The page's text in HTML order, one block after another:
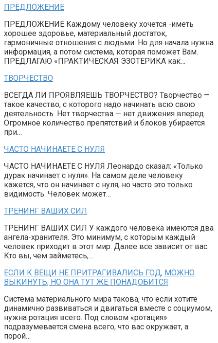
ПРЕДЛОЖЕНИЕ
ПРЕДЛОЖЕНИЕ Каждому человеку хочется -иметь
хорошее здоровье, материальный достаток,
гармоничные отношения с людьми. Но для начала нужна
информация, а потом система, которая поможет Вам.
ПРЕДЛАГАЮ «ПРАКТИЧЕСКАЯ ЭЗОТЕРИКА как…
ТВОРЧЕСТВО
ВСЕГДА ЛИ ПРОЯВЛЯЕШЬ ТВОРЧЕСТВО? Творчество —
такое качество, с которого надо начинать всю свою
деятельность. Нет творчества — нет движения вперед.
Огромное количество препятствий и блоков убирается
при…
ЧАСТО НАЧИНАЕТЕ С НУЛЯ
ЧАСТО НАЧИНАЕТЕ С НУЛЯ Леонардо сказал: «Только
дурак начинает с нуля». На самом деле человеку
кажется, что он начинает с нуля, но часто это только
видимость. Человек может…
ТРЕНИНГ ВАШИХ СИЛ
ТРЕНИНГ ВАШИХ СИЛ У каждого человека имеются два
ангела-хранителя. Это минимум, с которым каждый
человек приходит в этот мир. Далее все зависит от вас.
Кто вы, чем займетесь,…
ЕСЛИ К ВЕЩИ НЕ ПРИТРАГИВАЛИСЬ ГОД, МОЖНО
ВЫКИНУТЬ, НО ОНА ТУТ ЖЕ ПОНАДОБИТСЯ
Система материального мира такова, что если хотите
динамично развиваться и двигаться вместе с социумом,
нужна ротация всего. Под словом «ротация»
подразумевается смена всего, что вас окружает, а
порой…